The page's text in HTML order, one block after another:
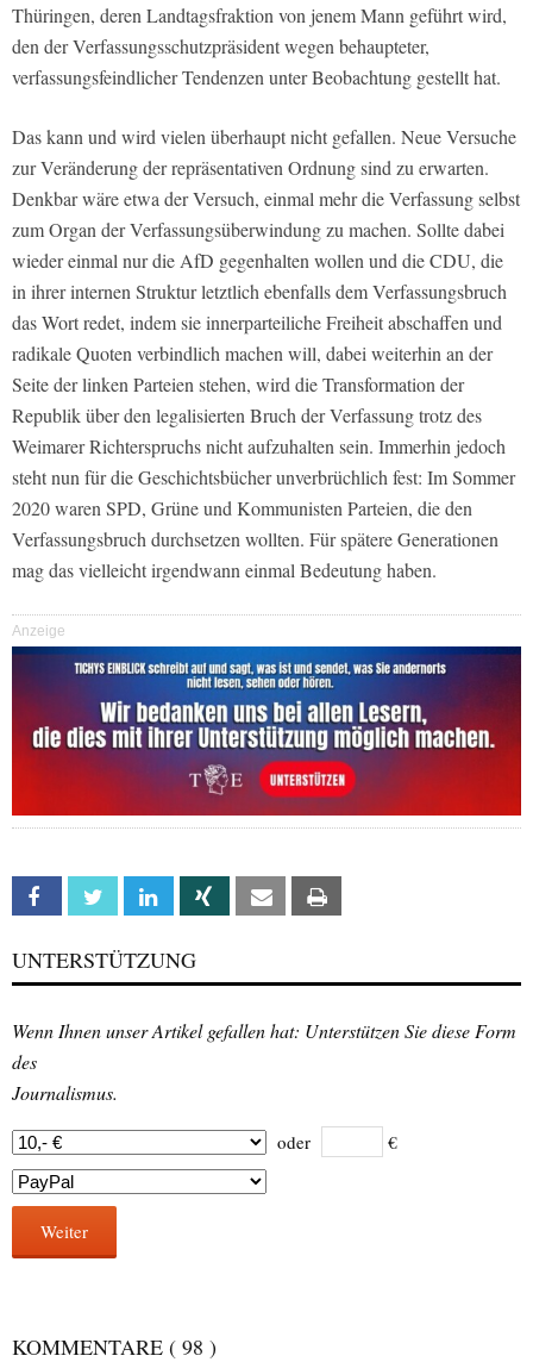
Thüringen, deren Landtagsfraktion von jenem Mann geführt wird,
den der Verfassungsschutzpräsident wegen behaupteter,
verfassungsfeindlicher Tendenzen unter Beobachtung gestellt hat.
Das kann und wird vielen überhaupt nicht gefallen. Neue Versuche
zur Veränderung der repräsentativen Ordnung sind zu erwarten.
Denkbar wäre etwa der Versuch, einmal mehr die Verfassung selbst
zum Organ der Verfassungsüberwindung zu machen. Sollte dabei
wieder einmal nur die AfD gegenhalten wollen und die CDU, die
in ihrer internen Struktur letztlich ebenfalls dem Verfassungsbruch
das Wort redet, indem sie innerparteiliche Freiheit abschaffen und
radikale Quoten verbindlich machen will, dabei weiterhin an der
Seite der linken Parteien stehen, wird die Transformation der
Republik über den legalisierten Bruch der Verfassung trotz des
Weimarer Richterspruchs nicht aufzuhalten sein. Immerhin jedoch
steht nun für die Geschichtsbücher unverbrüchlich fest: Im Sommer
2020 waren SPD, Grüne und Kommunisten Parteien, die den
Verfassungsbruch durchsetzen wollten. Für spätere Generationen
mag das vielleicht irgendwann einmal Bedeutung haben.
Anzeige
Facebook Twitter Linkedin Xing Email
UNTERSTÜTZUNG
Wenn Ihnen unser Artikel gefallen hat: Unterstützen Sie diese Form
des
Journalismus.
oder €
Weiter
KOMMENTARE ( 98 )